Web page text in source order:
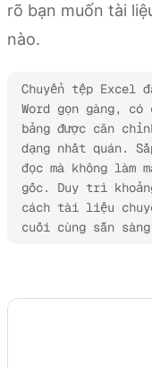
rõ bạn muốn tài
nào.
Chuyển tệp
Word gọn gàng,
bảng được căn
dạng nhất quán.
đọc mà không
gốc. Duy trì
cách tài liệu
cuối cùng sẵn